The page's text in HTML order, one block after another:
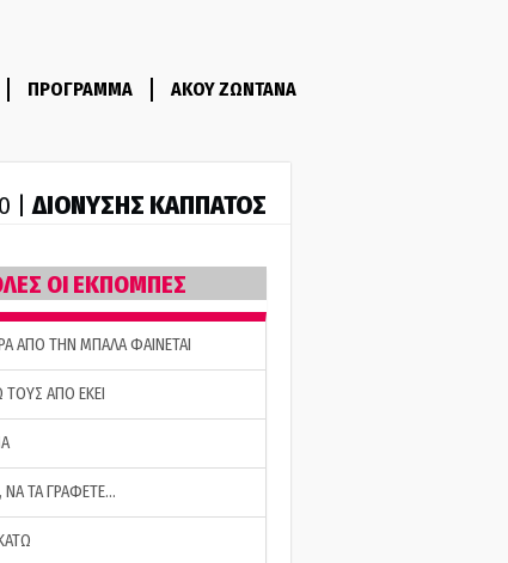
ΠΡΟΓΡΑΜΜΑ ΑΚΟΥ ΖΩΝΤΑΝΑ
|ΔΙΟΝΥΣΗΣ ΚΑΠΠΑΤΟΣ
ΟΙ ΕΚΠΟΜΠΕΣ
ΑΠΟ ΤΗΝ ΜΠΑΛΑ ΦΑΙΝΕΤΑΙ
ΤΟΥΣ ΑΠΟ ΕΚΕΙ
ΝΑ ΤΑ ΓΡΑΦΕΤΕ…